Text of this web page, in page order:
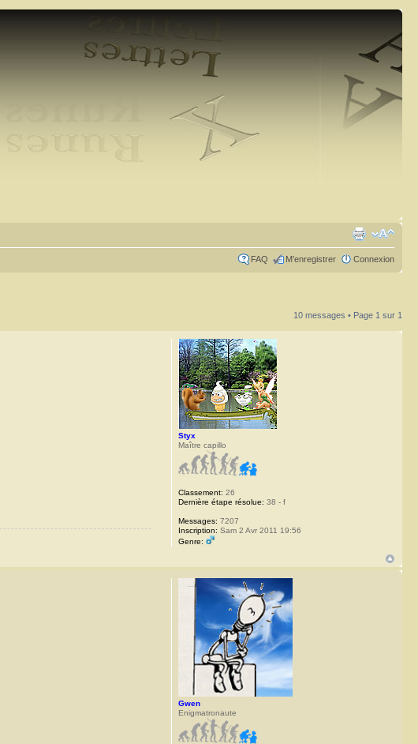
FAQ M’enregistrer Connexion
10 messages • Page 1 sur 1
Styx
Maître capillo
Classement: 26
Dernière étape résolue: 38 - f
Messages: 7207
Inscription: Sam 2 Avr 2011 19:56
Genre:
Gwen
Enigmatronaute